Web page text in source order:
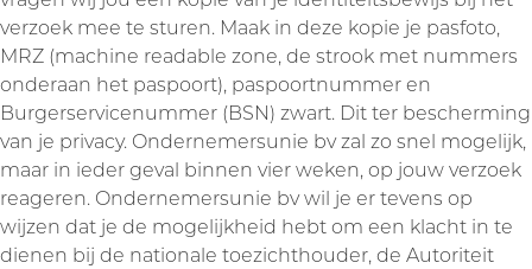
verzoek mee te sturen. Maak in deze kopie je pasfoto,
MRZ (machine readable zone, de strook met nummers
onderaan het paspoort), paspoortnummer en
Burgerservicenummer (BSN) zwart. Dit ter bescherming
van je privacy. Ondernemersunie bv zal zo snel mogelijk,
maar in ieder geval binnen vier weken, op jouw verzoek
reageren. Ondernemersunie bv wil je er tevens op
wijzen dat je de mogelijkheid hebt om een klacht in te
dienen bij de nationale toezichthouder, de Autoriteit